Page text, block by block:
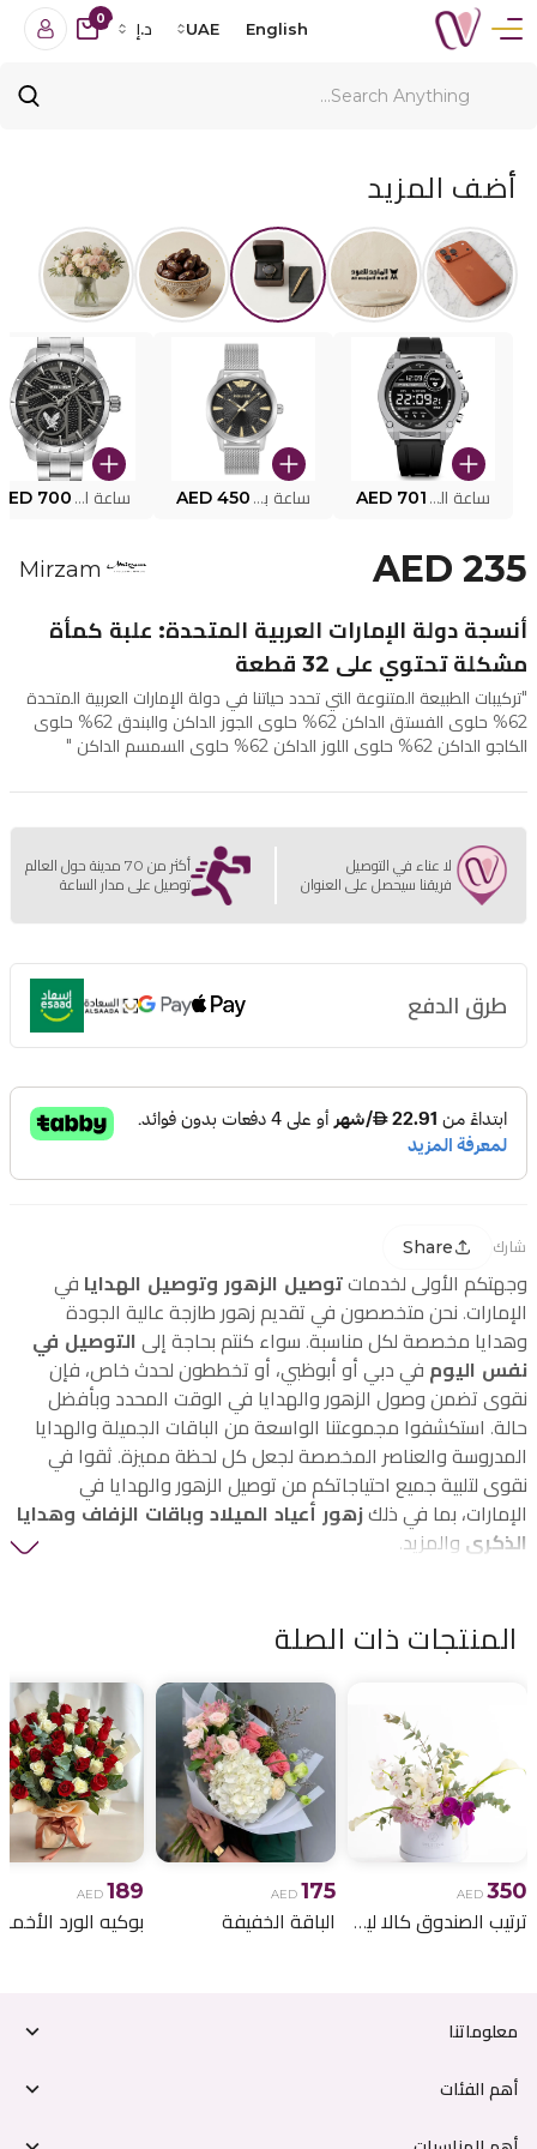
English
UAE د.إ
0
أضف المزيد
ساعة البوليس الذكية MY.AVATAR PEIUN0000101 AED 701 ساعة بوليس للرجال PEWJG0005002 AED 450 ساعة البوليس PEWJG2227302 700
AED 235
Mirzam
أنسجة دولة الإمارات العربية المتحدة: علبة كمأة
مشكلة تحتوي على 32 قطعة
"تركيبات الطبيعة المتنوعة التي تحدد حياتنا في دولة الإمارات العربية المتحدة
62% حلوى الفستق الداكن 62% حلوى الجوز الداكن والبندق 62% حلوى
الكاجو الداكن 62% حلوى اللوز الداكن 62% حلوى السمسم الداكن "
لا عناء في التوصيل
فريقنا سيحصل على العنوان
أكثر من 70 مدينة حول العالم
توصيل على مدار الساعة
طرق الدفع
شارك Share
وجهتكم الأولى لخدمات توصيل الزهور وتوصيل الهدايا في
الإمارات. نحن متخصصون في تقديم زهور طازجة عالية الجودة
وهدايا مخصصة لكل مناسبة. سواء كنتم بحاجة إلى التوصيل في
نفس اليوم في دبي أو أبوظبي، أو تخططون لحدث خاص، فإن
نقوى تضمن وصول الزهور والهدايا في الوقت المحدد وبأفضل
حالة. استكشفوا مجموعتنا الواسعة من الباقات الجميلة والهدايا
المدروسة والعناصر المخصصة لجعل كل لحظة مميزة. ثقوا في
نقوى لتلبية جميع احتياجاتكم من توصيل الزهور والهدايا في
الإمارات، بما في ذلك زهور أعياد الميلاد وباقات الزفاف وهدايا
الذكرى والمزيد.
المنتجات ذات الصلة
AED 350
ترتيب الصندوق كالا ليلي
AED 175
الباقة الخفيفة
AED 189
معلوماتنا
أهم الفئات